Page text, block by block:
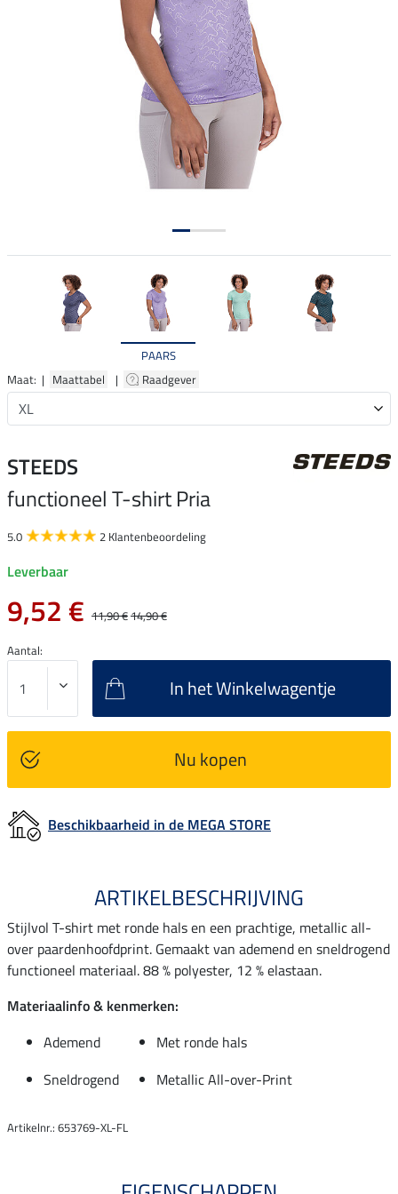
PAARS
Maat: | Maattabel | Raadgever
STEEDS
functioneel T-shirt Pria
5.0 2 Klantenbeoordeling
Leverbaar
9,52 € 11,90 €14,90 €
Aantal:
In het Winkelwagentje
Nu kopen
Beschikbaarheid in de MEGA STORE
ARTIKELBESCHRIJVING
Stijlvol T-shirt met ronde hals en een prachtige, metallic all-
over paardenhoofdprint. Gemaakt van ademend en sneldrogend
functioneel materiaal. 88 % polyester, 12 % elastaan.
Materiaalinfo & kenmerken:
Ademend
Met ronde hals
Sneldrogend
Metallic All-over-Print
Artikelnr.: 653769-XL-FL